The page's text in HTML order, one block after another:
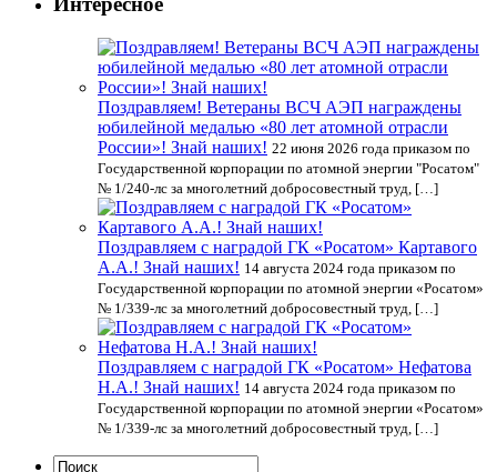
Поздравляем! Ветераны ВСЧ АЭП награждены
юбилейной медалью «80 лет атомной отрасли
России»! Знай наших! 22 июня 2026 года приказом по
Государственной корпорации по атомной энергии "Росатом"
№ 1/240-лс за многолетний добросовестный труд, […]
Поздравляем с наградой ГК «Росатом» Картавого
А.А.! Знай наших! 14 августа 2024 года приказом по
Государственной корпорации по атомной энергии «Росатом»
№ 1/339-лс за многолетний добросовестный труд, […]
Поздравляем с наградой ГК «Росатом» Нефатова
Н.А.! Знай наших! 14 августа 2024 года приказом по
Государственной корпорации по атомной энергии «Росатом»
№ 1/339-лс за многолетний добросовестный труд, […]